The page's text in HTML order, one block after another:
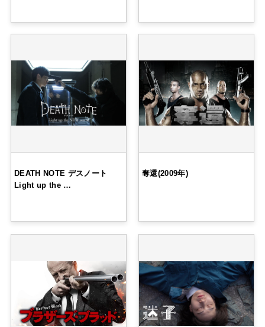
DEATH NOTE デスノート
Light up the …
奪還(2009年)